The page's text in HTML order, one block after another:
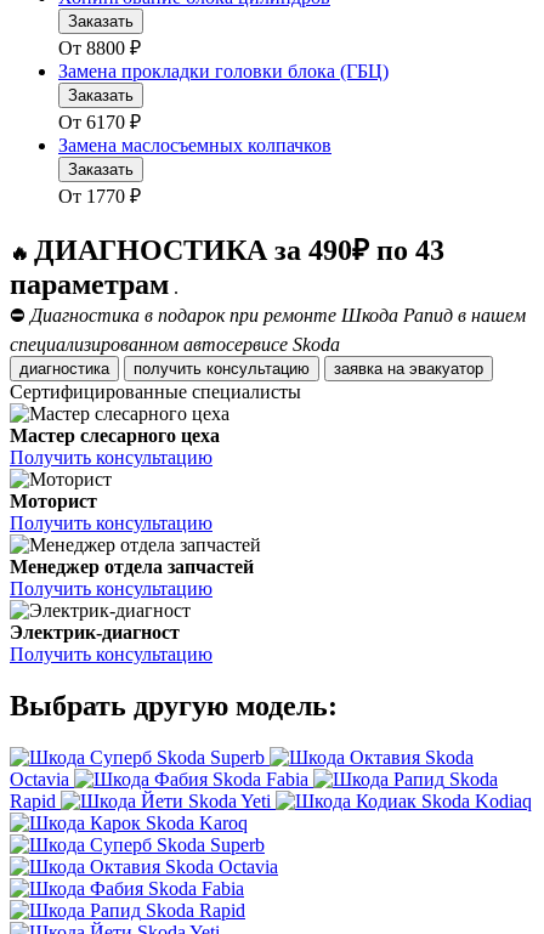
Заказать
От 8800 ₽
Замена прокладки головки блока (ГБЦ)
Заказать
От 6170 ₽
Замена маслосъемных колпачков
Заказать
От 1770 ₽
🔥 ДИАГНОСТИКА за 490₽ по 43
параметрам .
⛔ Диагностика в подарок при ремонте Шкода Рапид в нашем
специализированном автосервисе Skoda
диагностика получить консультацию заявка на эвакуатор
Сертифицированные специалисты
Мастер слесарного цеха
Получить консультацию
Моторист
Получить консультацию
Менеджер отдела запчастей
Получить консультацию
Электрик-диагност
Получить консультацию
Выбрать другую модель:
Skoda Superb
Skoda
Octavia
Skoda Fabia
Skoda
Rapid
Skoda Yeti
Skoda Kodiaq
Skoda Karoq
Skoda Superb
Skoda Octavia
Skoda Fabia
Skoda Rapid